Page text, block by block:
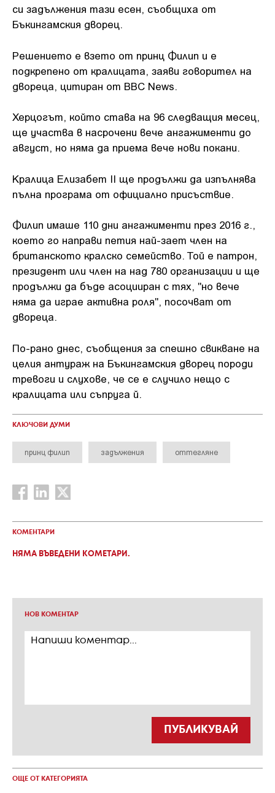
си задължения тази есен, съобщиха от
Бъкингамския дворец.
Решението е взето от принц Филип и е
подкрепено от кралицата, заяви говорител на
двореца, цитиран от BBC News.
Херцогът, който става на 96 следващия месец,
ще участва в насрочени вече ангажименти до
август, но няма да приема вече нови покани.
Кралица Елизабет II ще продължи да изпълнява
пълна програма от официално присъствие.
Филип имаше 110 дни ангажименти през 2016 г.,
което го направи петия най-зает член на
британското кралско семейство. Той е патрон,
президент или член на над 780 организации и ще
продължи да бъде асоцииран с тях, "но вече
няма да играе активна роля", посочват от
двореца.
По-рано днес, съобщения за спешно свикване на
целия антураж на Бъкингамския дворец породи
тревоги и слухове, че се е случило нещо с
кралицата или съпруга й.
КЛЮЧОВИ ДУМИ
принц филип задължения оттегляне
КОМЕНТАРИ
НЯМА ВЪВЕДЕНИ КОМЕТАРИ.
НОВ КОМЕНТАР
ПУБЛИКУВАЙ
ОЩЕ ОТ КАТЕГОРИЯТА